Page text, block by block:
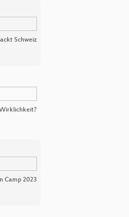
Schweiz
Camp 2023